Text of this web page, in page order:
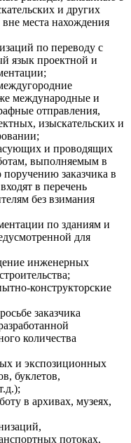
и других
места нахождения
по переводу с
язык проектной и
международные и
отправления,
изыскательских и
и проводящих
выполняемым в
заказчика в
в перечень
без взимания
по зданиям и
для
инженерных
конструкторские
заказчика
количества
и экспозиционных
буклетов,
в архивах, музеях,
потоках,